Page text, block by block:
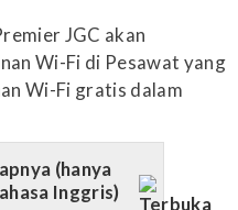
JGC akan
Wi-Fi di Pesawat yang
Wi-Fi gratis dalam
(hanya
Inggris)